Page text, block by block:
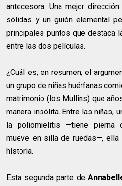
antecesora. Una mejor
sólidas y un guión elemental
principales puntos que destaca
entre las dos películas.
¿Cuál es, en resumen, el
un grupo de niñas huérfanas
matrimonio (los Mullins) que
manera insólita. Entre las niñas,
la poliomielitis —tiene pierna
mueve en silla de ruedas—,
historia.
Esta segunda parte de